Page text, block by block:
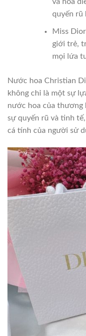
và hoa
quyến rũ
Miss
giới trẻ,
mọi lứa
Nước hoa Christian
không chỉ là một sự
nước hoa của thương
sự quyến rũ và tinh
cá tính của người sử